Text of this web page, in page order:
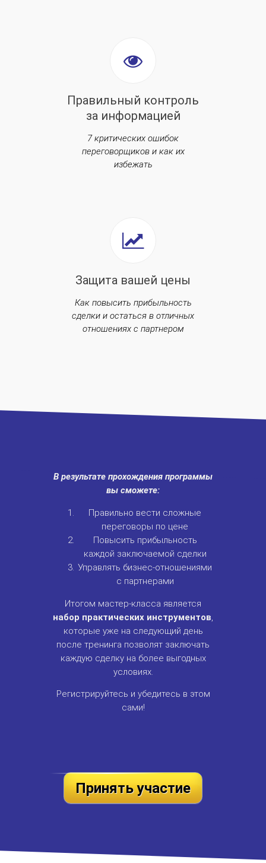
Правильный контроль
за информацией
7 критических ошибок
переговорщиков и как их
избежать
Защита вашей цены
Как повысить прибыльность
сделки и остаться в отличных
отношениях с партнером
В результате прохождения программы
вы сможете:
Правильно вести сложные
переговоры по цене
Повысить прибыльность
каждой заключаемой сделки
Управлять бизнес-отношениями
с партнерами
Итогом мастер-класса является
набор практических инструментов,
которые уже на следующий день
после тренинга позволят заключать
каждую сделку на более выгодных
условиях.
Регистрируйтесь и убедитесь в этом
сами!
Принять участие